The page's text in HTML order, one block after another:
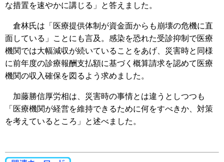
な措置を速やかに講じる」と答えました。
倉林氏は「医療提供体制が資金面からも崩壊の危機に直
面している」ことにも言及。感染を恐れた受診抑制で医療
機関では大幅減収が続いていることをあげ、災害時と同様
に前年度の診療報酬支払額に基づく概算請求を認めて医療
機関の収入確保を図るよう求めました。
加藤勝信厚労相は、災害時の事情とは違うとしつつも
「医療機関が経営を維持できるために何をすべきか、対策
を考えているところ」と述べました。